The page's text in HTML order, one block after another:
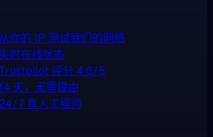
从你的 IP 测试我们的网络
实时在线状态
Trustpilot 评分 4.6/5
天，无需理由
24/7 真人工程师